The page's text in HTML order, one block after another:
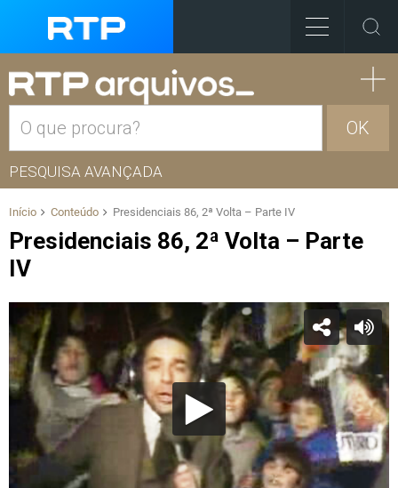
OK
PESQUISA AVANÇADA
Início Conteúdo Presidenciais 86, 2ª Volta – Parte IV
Presidenciais 86, 2ª Volta – Parte
IV